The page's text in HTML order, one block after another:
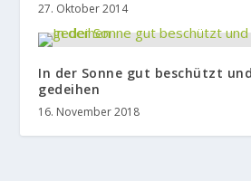
27. Oktober 2014
In der Sonne gut beschützt
gedeihen
16. November 2018